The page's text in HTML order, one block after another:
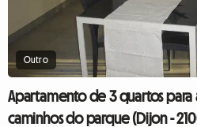
Outro
Apartamento de 3 quartos
caminhos do parque (Dijon -